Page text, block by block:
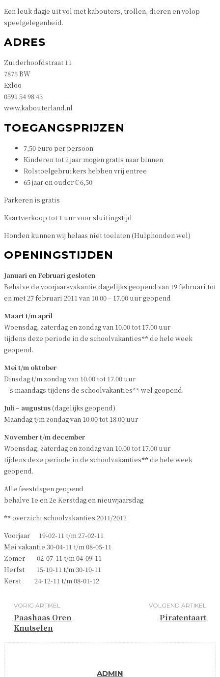
Een leuk dagje uit vol met kabouters, trollen, dieren en volop
speelgelegenheid.
ADRES
Zuiderhoofdstraat 11
7875 BW
Exloo
0591 54 98 43
www.kabouterland.nl
TOEGANGSPRIJZEN
7,50 euro per persoon
Kinderen tot 2 jaar mogen gratis naar binnen
Rolstoelgebruikers hebben vrij entree
65 jaar en ouder € 6,50
Parkeren is gratis
Kaartverkoop tot 1 uur voor sluitingstijd
Honden kunnen wij helaas niet toelaten (Hulphonden wel)
OPENINGSTIJDEN
Januari en Februari gesloten
Behalve de voorjaarsvakantie dagelijks geopend van 19 februari tot
en met 27 februari 2011 van 10.00 – 17.00 uur geopend
Maart t/m april
Woensdag, zaterdag en zondag van 10.00 tot 17.00 uur
tijdens deze periode in de schoolvakanties**de hele week
geopend.
Mei t/m oktober
Dinsdag t/m zondag van 10.00 tot 17.00 uur
‘s maandags tijdens de schoolvakanties**wel geopend.
Juli – augustus (dagelijks geopend)
Maandag t/m zondag van 10.00 tot 18.00 uur
November t/m december
Woensdag, zaterdag en zondag van 10.00 tot 17.00 uur
tijdens deze periode in de schoolvakanties**de hele week
geopend.
Alle feestdagen geopend
behalve 1e en 2e Kerstdag en nieuwjaarsdag
**overzicht schoolvakanties 2011/2012
Voorjaar 19-02-11 t/m 27-02-11
Mei vakantie 30-04-11 t/m 08-05-11
Zomer 02-07-11 t/m 04-09-11
Herfst 15-10-11 t/m 30-10-11
Kerst 24-12-11 t/m 08-01-12
VORIG ARTIKEL
Paashaas Oren
Knutselen
VOLGEND ARTIKEL
Piratentaart
ADMIN